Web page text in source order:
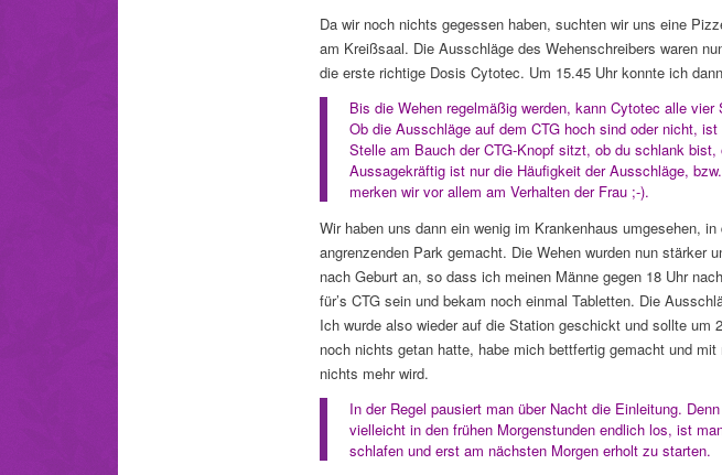
Da wir noch nichts gegessen haben, suchten wir uns eine
am Kreißsaal. Die Ausschläge des Wehenschreibers waren
die erste richtige Dosis Cytotec. Um 15.45 Uhr konnte ich
Bis die Wehen regelmäßig werden, kann Cytotec alle vier
Ob die Ausschläge auf dem CTG hoch sind oder nicht,
Stelle am Bauch der CTG-Knopf sitzt, ob du schlank
Aussagekräftig ist nur die Häufigkeit der Ausschläge,
merken wir vor allem am Verhalten der Frau ;-).
Wir haben uns dann ein wenig im Krankenhaus umgesehen,
angrenzenden Park gemacht. Die Wehen wurden nun
nach Geburt an, so dass ich meinen Männe gegen 18 Uhr
für’s CTG sein und bekam noch einmal Tabletten. Die
Ich wurde also wieder auf die Station geschickt und sollte
noch nichts getan hatte, habe mich bettfertig gemacht und
nichts mehr wird.
In der Regel pausiert man über Nacht die Einleitung.
vielleicht in den frühen Morgenstunden endlich los, ist
schlafen und erst am nächsten Morgen erholt zu starten.